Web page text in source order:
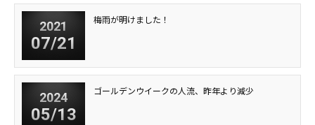
2021
07/21
梅雨が明けました！
2024
05/13
ゴールデンウイークの人流、昨年より減少